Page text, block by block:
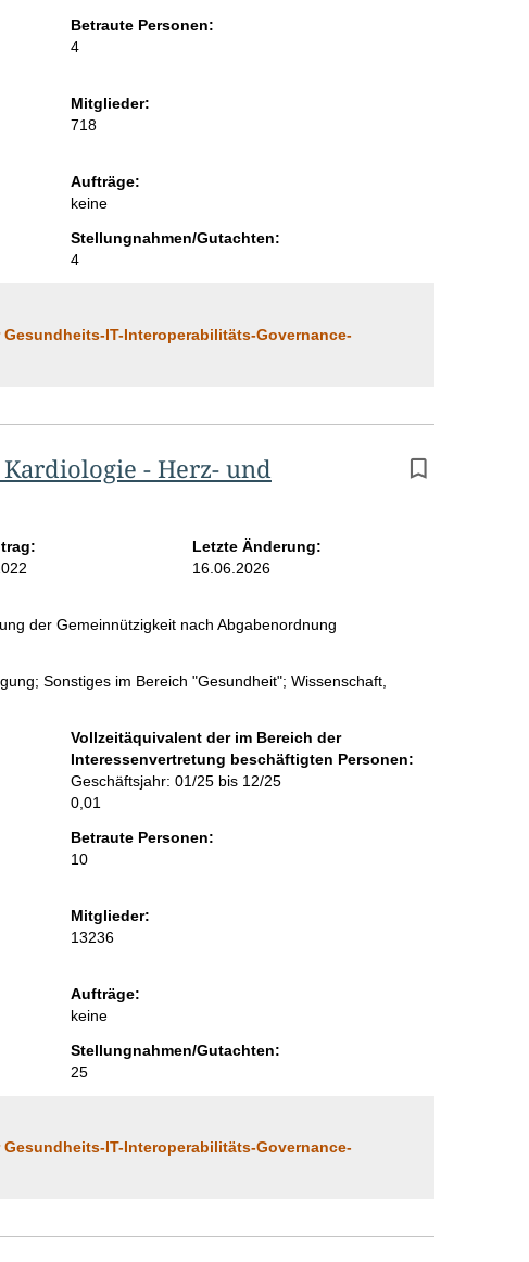
p
o
e
Betraute Personen:
4
Mitglieder:
718
Aufträge:
keine
Stellungnahmen/Gutachten:
4
IT-Interoperabilitäts-Governance-
- Herz- und
Letzte Änderung:
16.06.2026
der Gemeinnützigkeit nach Abgabenordnung
Sonstiges im Bereich "Gesundheit"; Wissenschaft,
Vollzeitäquivalent der im Bereich der
Interessenvertretung beschäftigten Personen:
Geschäftsjahr: 01/25 bis 12/25
0,01
Betraute Personen:
10
Mitglieder:
13236
Aufträge:
keine
Stellungnahmen/Gutachten:
25
IT-Interoperabilitäts-Governance-